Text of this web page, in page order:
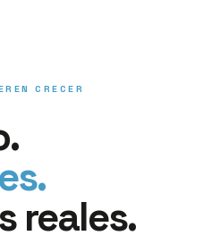
CRECER
reales.